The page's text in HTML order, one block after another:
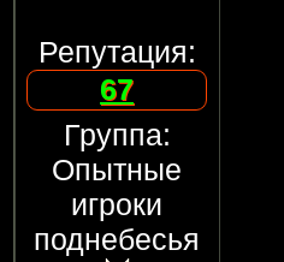
Репутация:
67
Группа:
Опытные
игроки
поднебесья